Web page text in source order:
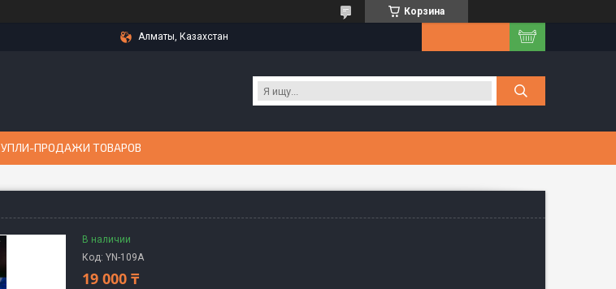
Корзина
Алматы, Казахстан
ПРОДАЖИ ТОВАРОВ
В наличии
Код: YN-109А
19 000 ₸